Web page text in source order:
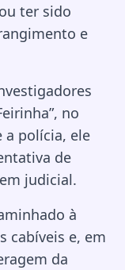
ter sido
e
no
a polícia, ele
de
judicial.
à
cabíveis e, em
da